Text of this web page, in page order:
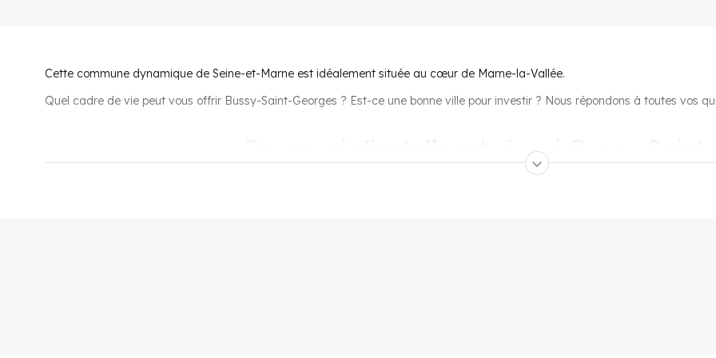
Cette commune dynamique de Seine-et-Marne est idéalement située au cœur de Marne-la-Vallée.
Quel cadre de vie peut vous offrir Bussy-Saint-Georges ? Est-ce une bonne ville pour investir ? Nous répondons à toutes vos
Pourquoi s’installer et vivre à Bussy-Saint-